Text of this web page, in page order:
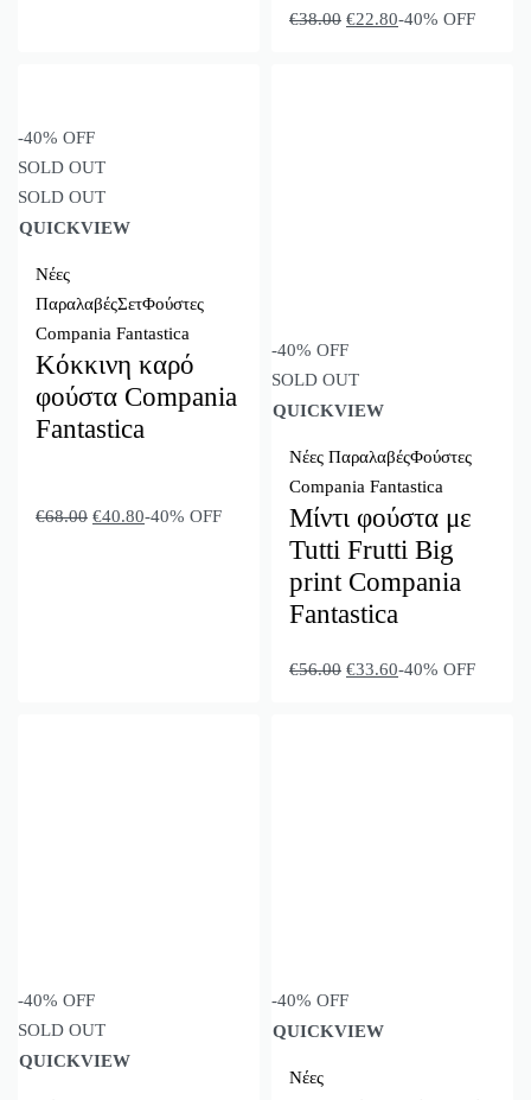
€38.00 €22.80-40% OFF
-40% OFF
SOLD OUT
SOLD OUT
QUICKVIEW
Νέες
ΠαραλαβέςΣετΦούστες
Compania Fantastica
Κόκκινη καρό
φούστα Compania
Fantastica
€68.00 €40.80-40% OFF
-40% OFF
SOLD OUT
QUICKVIEW
Νέες ΠαραλαβέςΦούστες
Compania Fantastica
Μίντι φούστα με
Tutti Frutti Big
print Compania
Fantastica
€56.00 €33.60-40% OFF
-40% OFF
SOLD OUT
QUICKVIEW
-40% OFF
QUICKVIEW
Νέες